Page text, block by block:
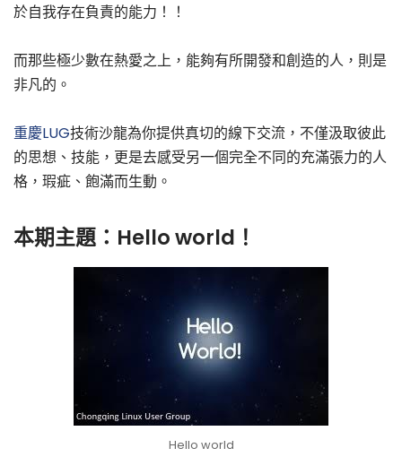
於自我存在負責的能力！！
而那些極少數在熱愛之上，能夠有所開發和創造的人，則是
非凡的。
重慶LUG技術沙龍為你提供真切的線下交流，不僅汲取彼此
的思想、技能，更是去感受另一個完全不同的充滿張力的人
格，瑕疵、飽滿而生動。
本期主題：Hello world！
Hello world